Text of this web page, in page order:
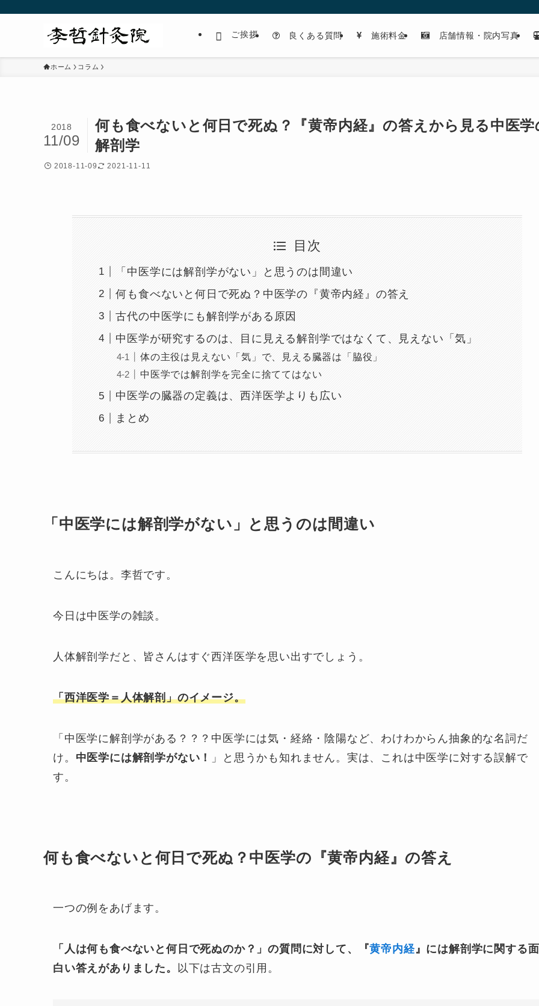
ご挨拶 良くある質問 施術料金 店舗情報・院内写真
ホーム コラム
何も食べないと何日で死ぬ？『黄帝内経』の答えから見る中医学
解剖学
2018
11/09
2018-11-09 2021-11-11
目次
「中医学には解剖学がない」と思うのは間違い
何も食べないと何日で死ぬ？中医学の『黄帝内経』の答え
古代の中医学にも解剖学がある原因
中医学が研究するのは、目に見える解剖学ではなくて、見えない「気」
体の主役は見えない「気」で、見える臓器は「脇役」
中医学では解剖学を完全に捨ててはない
中医学の臓器の定義は、西洋医学よりも広い
まとめ
「中医学には解剖学がない」と思うのは間違い
こんにちは。李哲です。
今日は中医学の雑談。
人体解剖学だと、皆さんはすぐ西洋医学を思い出すでしょう。
「西洋医学＝人体解剖」のイメージ。
「中医学に解剖学がある？？？中医学には気・経絡・陰陽など、わけわからん抽象的な名詞だ
け。 中医学には解剖学がない！
」と思うかも知れません。実は、これは中医学に対する誤解で
す。
何も食べないと何日で死ぬ？中医学の『黄帝内経』の答え
一つの例をあげます。
「人は何も食べないと何日で死ぬのか？」の質問に対して、『黄帝内経 』には解剖学に関する面
白い答えがありました。
以下は古文の引用。